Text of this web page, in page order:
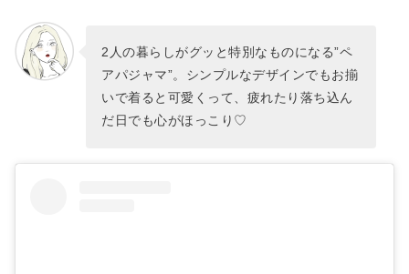
2人の暮らしがグッと特別なものになる”ペ
アパジャマ”。シンプルなデザインでもお揃
いで着ると可愛くって、疲れたり落ち込ん
だ日でも心がほっこり♡